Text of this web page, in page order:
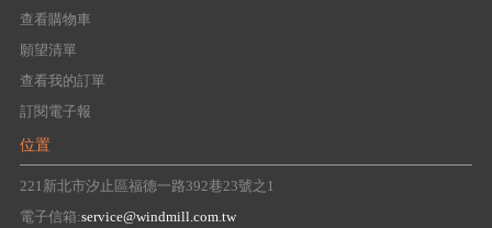
查看購物車
願望清單
查看我的訂單
訂閱電子報
位置
221新北市汐止區福德一路392巷23號之1
電子信箱:service@windmill.com.tw